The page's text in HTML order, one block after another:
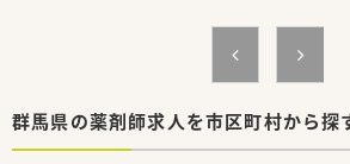
■会社と店舗の距離が非常に近く相談も
良くて良好な人間関係が築かれています。
群馬県の薬剤師求人を市区町村から探